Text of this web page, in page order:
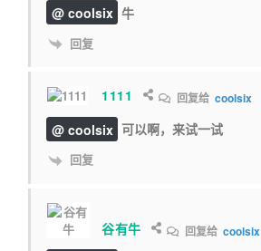
@ coolsix 牛
回复
1111 回复给 coolsix
@ coolsix 可以啊，来试一试
回复
谷有牛 回复给coolsix